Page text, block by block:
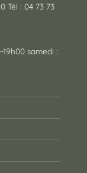
Tél : 04 73 73
samedi :